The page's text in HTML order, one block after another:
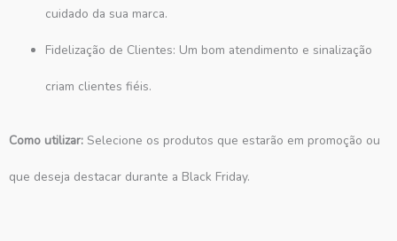
cuidado da sua marca.
Fidelização de Clientes: Um bom atendimento e sinalização
criam clientes fiéis.
Como utilizar: Selecione os produtos que estarão em promoção ou
que deseja destacar durante a Black Friday.